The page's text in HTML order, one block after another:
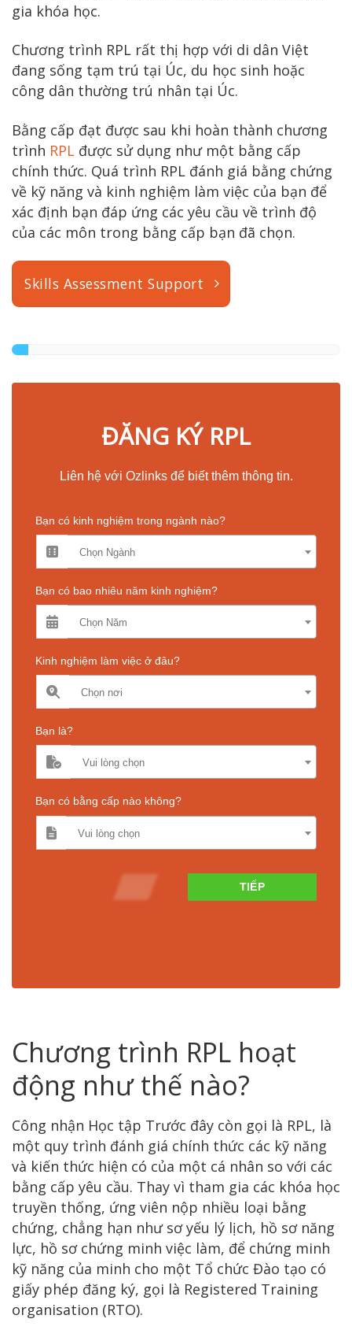
gia khóa học.
Chương trình RPL rất thị hợp với di dân Việt
đang sống tạm trú tại Úc, du học sinh hoặc
công dân thường trú nhân tại Úc.
Bằng cấp đạt được sau khi hoàn thành chương
trình RPL được sử dụng như một bằng cấp
chính thức. Quá trình RPL đánh giá bằng chứng
về kỹ năng và kinh nghiệm làm việc của bạn để
xác định bạn đáp ứng các yêu cầu về trình độ
của các môn trong bằng cấp bạn đã chọn.
Skills Assessment Support
ĐĂNG KÝ RPL
Liên hệ với Ozlinks để biết thêm thông tin.
Bạn có kinh nghiệm trong ngành nào?
Chọn Ngành
Bạn có bao nhiêu năm kinh nghiệm?
Chọn Năm
Kinh nghiệm làm việc ở đâu?
Chọn nơi
Bạn là?
Vui lòng chọn
Bạn có bằng cấp nào không?
Vui lòng chọn
TIẾP
Chương trình RPL hoạt
động như thế nào?
Công nhận Học tập Trước đây còn gọi là RPL, là
một quy trình đánh giá chính thức các kỹ năng
và kiến ​​thức hiện có của một cá nhân so với các
bằng cấp yêu cầu. Thay vì tham gia các khóa học
truyền thống, ứng viên nộp nhiều loại bằng
chứng, chẳng hạn như sơ yếu lý lịch, hồ sơ năng
lực, hồ sơ chứng minh việc làm, để chứng minh
kỹ năng của minh cho một Tổ chức Đào tạo có
giấy phép đăng ký, gọi là Registered Training
organisation (RTO).